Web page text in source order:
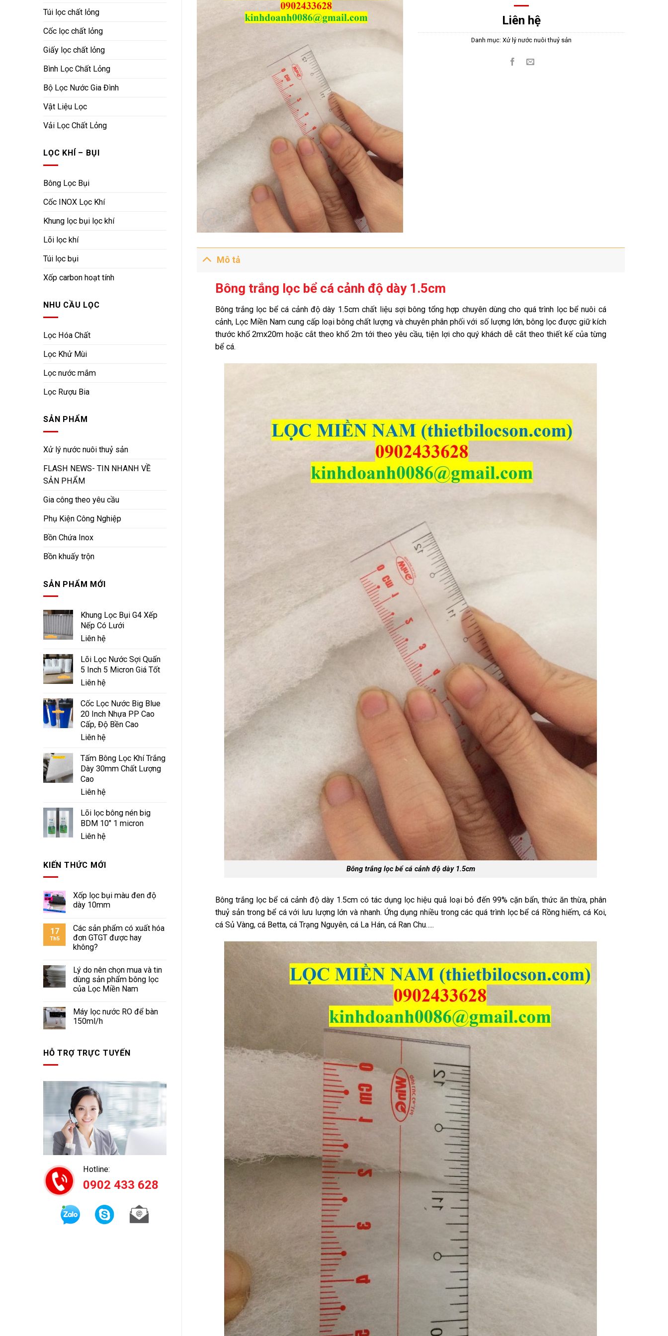
Túi lọc chất lỏng
Cốc lọc chất lỏng
Giấy lọc chất lỏng
Bình Lọc Chất Lỏng
Bộ Lọc Nước Gia Đình
Vật Liệu Lọc
Vải Lọc Chất Lỏng
LỌC KHÍ – BỤI
Bông Lọc Bụi
Cốc INOX Lọc Khí
Khung lọc bụi lọc khí
Lõi lọc khí
Túi lọc bụi
Xốp carbon hoạt tính
NHU CẦU LỌC
Lọc Hóa Chất
Lọc Khử Mùi
Lọc nước mắm
Lọc Rượu Bia
SẢN PHẨM
Xử lý nước nuôi thuỷ sản
FLASH NEWS- TIN NHANH VỀ
SẢN PHẨM
Gia công theo yêu cầu
Phụ Kiện Công Nghiệp
Bồn Chứa Inox
Bồn khuấy trộn
SẢN PHẨM MỚI
Khung Lọc Bụi G4 Xếp
Nếp Có Lưới
Liên hệ
Lõi Lọc Nước Sợi Quấn
5 Inch 5 Micron Giá Tốt
Liên hệ
Cốc Lọc Nước Big Blue
20 Inch Nhựa PP Cao
Cấp, Độ Bền Cao
Liên hệ
Tấm Bông Lọc Khí Trắng
Dày 30mm Chất Lượng
Cao
Liên hệ
Lõi lọc bông nén big
BDM 10" 1 micron
Liên hệ
KIẾN THỨC MỚI
Xốp lọc bụi màu đen độ
dày 10mm
17
Th5
Các sản phẩm có xuất hóa
đơn GTGT được hay
không?
Lý do nên chọn mua và tin
dùng sản phẩm bông lọc
của Lọc Miền Nam
Máy lọc nước RO để bàn
150ml/h
HỖ TRỢ TRỰC TUYẾN
Hotline:
0902 433 628
Liên hệ
Danh mục:Xử lý nước nuôi thuỷ sản
Mô tả
Bông trắng lọc bể cá cảnh độ dày 1.5cm
Bông trắng lọc bể cá cảnh độ dày 1.5cm chất liệu sợi bông tổng hợp chuyên dùng cho quá trình lọc bể nuôi cá
cảnh, Lọc Miền Nam cung cấp loại bông chất lượng và chuyên phân phối với số lượng lớn, bông lọc được giữ kích
thước khổ 2mx20m hoặc cắt theo khổ 2m tới theo yêu cầu, tiện lợi cho quý khách dễ cắt theo thiết kế của từng
bể cá.
Bông trắng lọc bể cá cảnh độ dày 1.5cm
Bông trắng lọc bể cá cảnh độ dày 1.5cm có tác dụng lọchiệu quả loại bỏ đến 99% cặn bẩn, thức ăn thừa, phân
thuỷ sản trong bể cá với lưu lượng lớn và nhanh. Ứng dụng nhiều trong các quá trình lọc bể cá Rồng hiếm, cá Koi,
cá Sủ Vàng, cá Betta, cá Trạng Nguyên, cá La Hán, cá Ran Chu…..